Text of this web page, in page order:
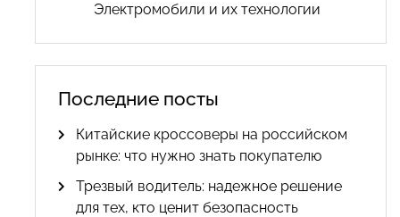
Электромобили и их технологии
Последние посты
Китайские кроссоверы на российском
рынке: что нужно знать покупателю
Трезвый водитель: надежное решение
для тех, кто ценит безопасность